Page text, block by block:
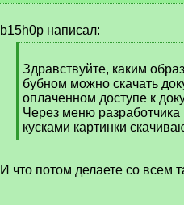
q
b15h0p написал:
q
]
Здравствуйте, каким
бубном можно скачать
оплаченном доступе к
Через меню разработчика
кусками картинки
[
q
И что потом делаете со всем